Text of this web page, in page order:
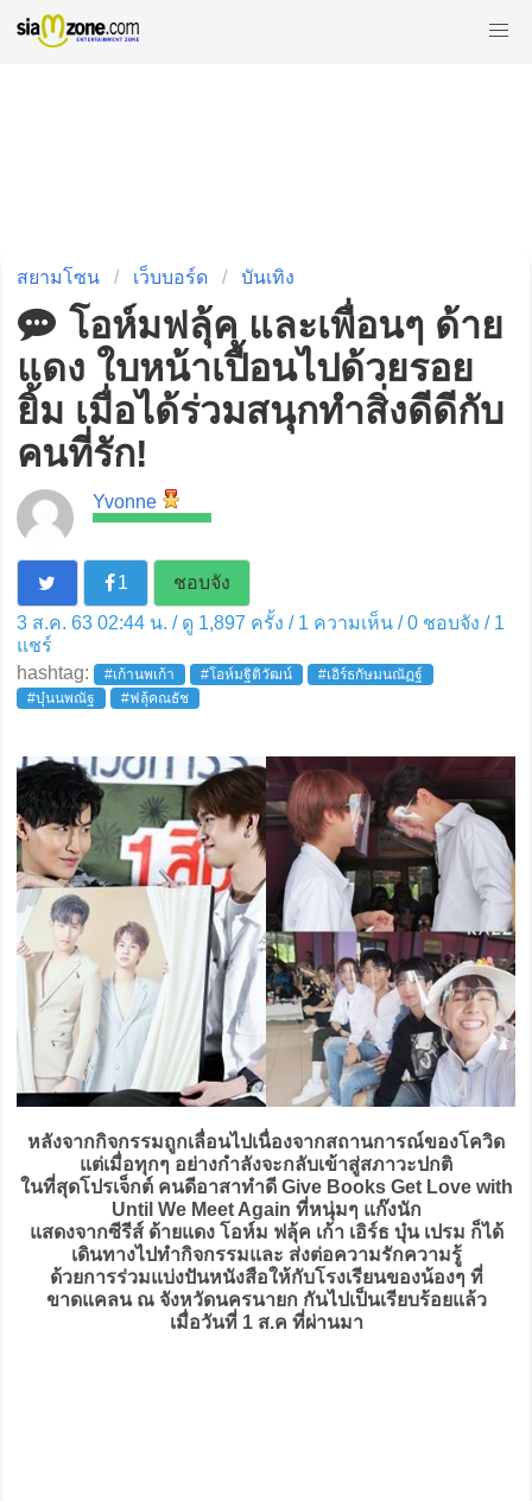
สยามโซน เว็บบอร์ด บันเทิง
โอห์มฟลุ้ค และเพื่อนๆ ด้าย
แดง ใบหน้าเปื้อนไปด้วยรอย
ยิ้ม เมื่อได้ร่วมสนุกทำสิ่งดีดีกับ
คนที่รัก!
Yvonne
1
ชอบจัง
3 ส.ค. 63 02:44 น. / ดู 1,897 ครั้ง / 1 ความเห็น /0ชอบจัง / 1
แชร์
hashtag:
#เก้านพเก้า #โอห์มฐิติวัฒน์
#เอิร์ธกัษมนณัฏฐ์
#บุ๋นนพณัฐ
#ฟลุ้คณธัช
หลังจากกิจกรรมถูกเลื่อนไปเนื่องจากสถานการณ์ของโควิด
แต่เมื่อทุกๆ อย่างกำลังจะกลับเข้าสู่สภาวะปกติ
ในที่สุดโปรเจ็กต์ คนดีอาสาทำดี Give Books Get Love with
Until We Meet Again ที่หนุ่มๆ แก๊งนัก
แสดงจากซีรีส์ ด้ายแดง โอห์ม ฟลุ้ค เก้า เอิร์ธ บุ๋น เปรม ก็ได้
เดินทางไปทำกิจกรรมและ ส่งต่อความรักความรู้
ด้วยการร่วมแบ่งปันหนังสือให้กับโรงเรียนของน้องๆ ที่
ขาดแคลน ณ จังหวัดนครนายก กันไปเป็นเรียบร้อยแล้ว
เมื่อวันที่ 1 ส.ค ที่ผ่านมา